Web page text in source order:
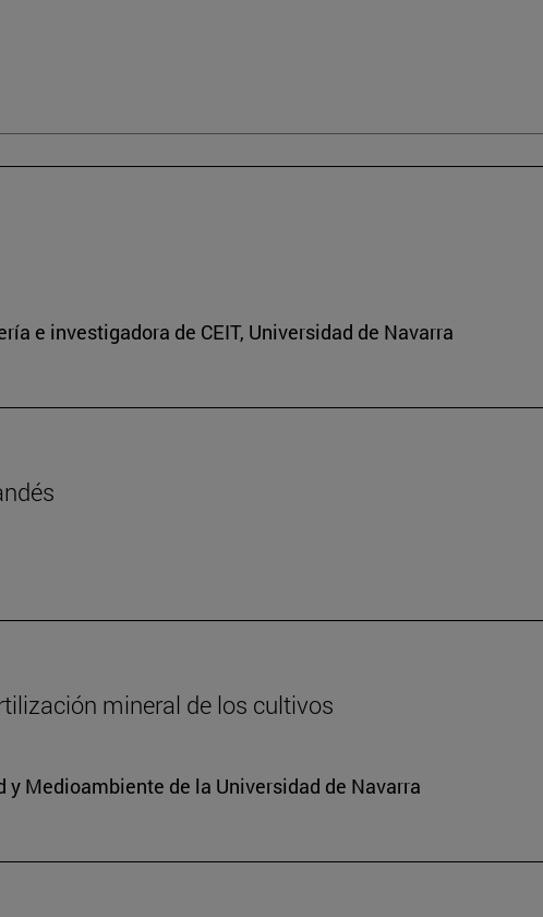
e investigadora de CEIT, Universidad de Navarra
mineral de los cultivos
Medioambiente de la Universidad de Navarra